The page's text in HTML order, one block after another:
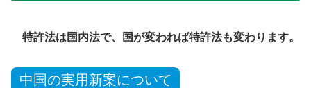
特許法は国内法で、国が変われば特許法も変わります。
中国の実用新案について